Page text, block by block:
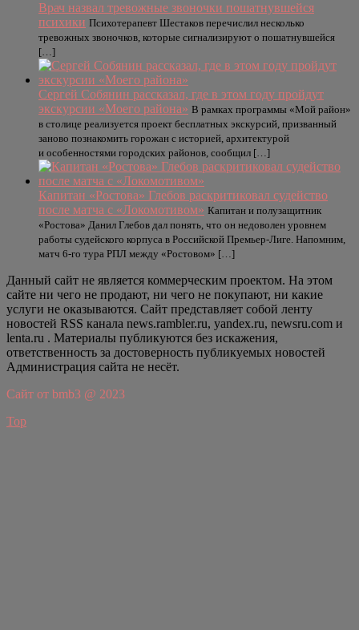
Врач назвал тревожные звоночки пошатнувшейся
психики Психотерапевт Шестаков перечислил несколько
тревожных звоночков, которые сигнализируют о пошатнувшейся
[…]
Сергей Собянин рассказал, где в этом году пройдут
экскурсии «Моего района» В рамках программы «Мой район»
в столице реализуется проект бесплатных экскурсий, призванный
заново познакомить горожан с историей, архитектурой
и особенностями городских районов, сообщил […]
Капитан «Ростова» Глебов раскритиковал судейство
после матча с «Локомотивом» Капитан и полузащитник
«Ростова» Данил Глебов дал понять, что он недоволен уровнем
работы судейского корпуса в Российской Премьер-Лиге. Напомним,
матч 6-го тура РПЛ между «Ростовом» […]
Данный сайт не является коммерческим проектом. На этом
сайте ни чего не продают, ни чего не покупают, ни какие
услуги не оказываются. Сайт представляет собой ленту
новостей RSS канала news.rambler.ru, yandex.ru, newsru.com и
lenta.ru . Материалы публикуются без искажения,
ответственность за достоверность публикуемых новостей
Администрация сайта не несёт.
Сайт от bmb3 @ 2023
Top